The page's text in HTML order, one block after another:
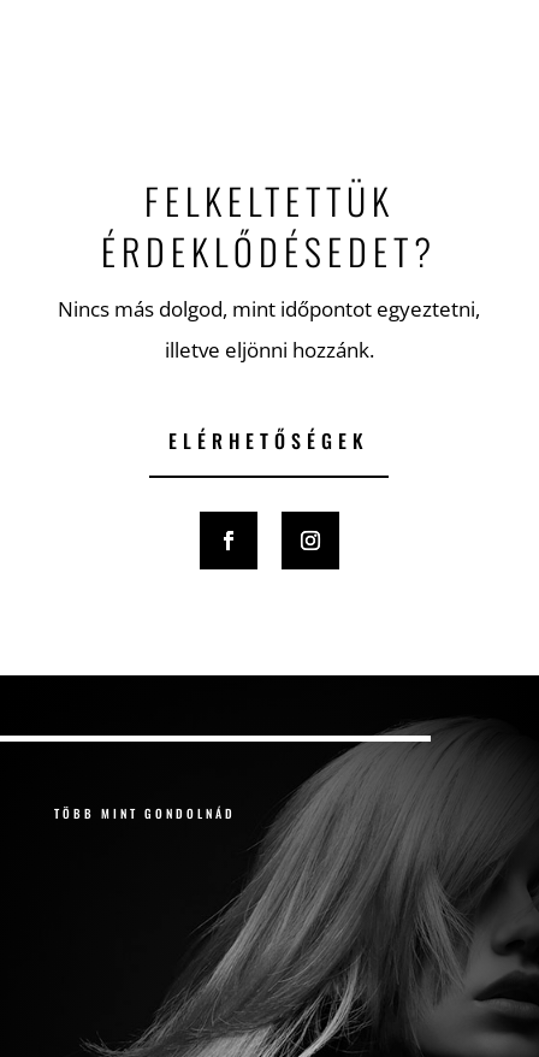
FELKELTETTÜK
ÉRDEKLŐDÉSEDET?
Nincs más dolgod, mint időpontot egyeztetni,
illetve eljönni hozzánk.
ELÉRHETŐSÉGEK
TÖBB MINT GONDOLNÁD